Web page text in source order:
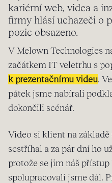
kariérní web, videa a
firmy hlásí uchazeči o
pozic obsazeno.
V Melown Technologies
začátkem IT veletrhu s
k prezentačnímu videu.
pátek jsme nabírali
dokončili scénář.
Video si klient na
sestříhal a za pár dní ho
protože se jim náš
spolupracovali jsme dál.